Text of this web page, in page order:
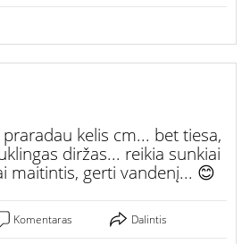
kelis cm... bet tiesa,
diržas... reikia sunkiai
maitintis, gerti vandenį... 😊
Komentaras Dalintis